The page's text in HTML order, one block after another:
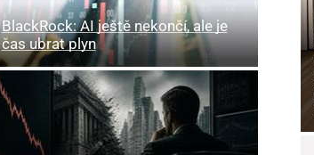
BlackRock: AI ještě nekončí, ale je
čas ubrat plyn